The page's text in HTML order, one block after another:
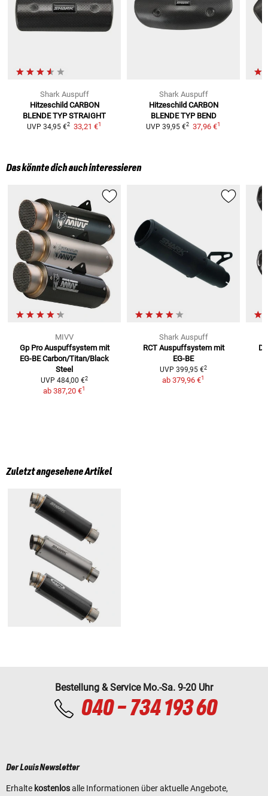
Shark Auspuff
Hitzeschild CARBON
BLENDE TYP STRAIGHT
UVP 34,95 €2 33,21 €1
Shark Auspuff
Hitzeschild CARBON
BLENDE TYP BEND
UVP 39,95 €2 37,96 €1
Das könnte dich auch interessieren
MIVV
Gp Pro Auspuffsystem mit
EG-BE Carbon/Titan/Black
Steel
UVP 484,00 €2
ab 387,20 €1
Shark Auspuff
RCT Auspuffsystem mit
EG-BE
UVP 399,95 €2
ab 379,96 €1
Zuletzt angesehene Artikel
Bestellung & Service Mo.-Sa. 9-20 Uhr
040 - 734 193 60
Der Louis Newsletter
Erhalte kostenlosalle Informationen über aktuelle Angebote,